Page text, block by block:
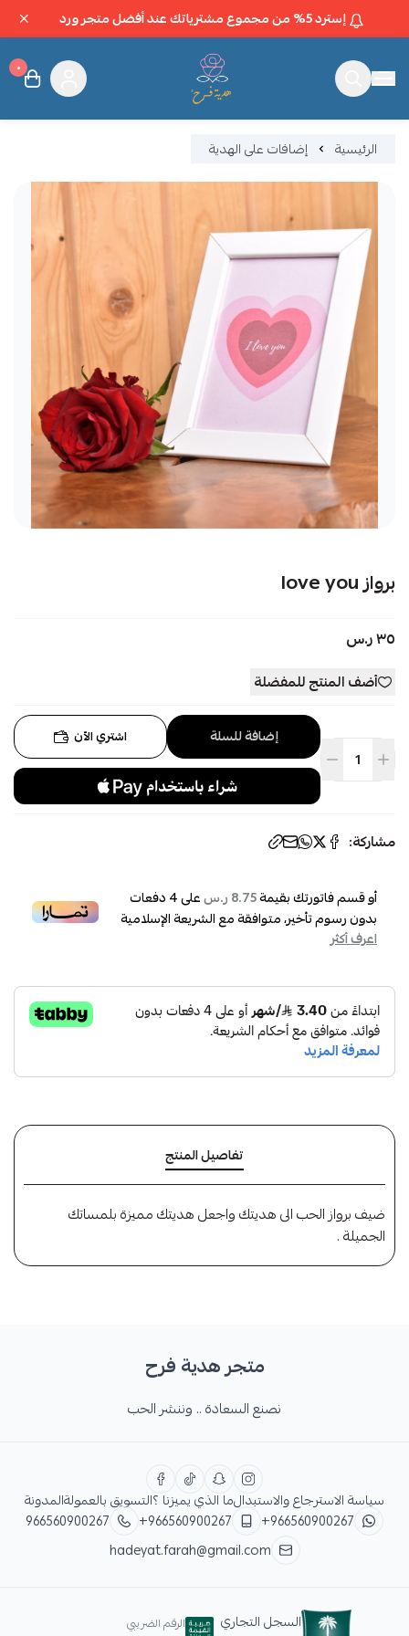
إسترد 5% من مجموع مشترياتك عند أفضل متجر ورد
متجر هدية فرح
٠
الرئيسية إضافات على الهدية
برواز love you
٣٥ ر.س
أضف المنتج للمفضلة
إضافة للسلة اشتري الآن
مشاركة:
أو قسم فاتورتك بقيمة8.75 ر.س على4دفعات
بدون رسوم تأخير، متوافقة مع الشريعة الإسلامية
اعرف أكثر
تفاصيل المنتج
ضيف برواز الحب الى هديتك واجعل هديتك مميزة بلمساتك
الجميلة .
متجر هدية فرح
نصنع السعادة .. وننشر الحب
سياسة الاسترجاع والاستبدالما الذي يميزنا ؟التسويق بالعمولةالمدونة
+966560900267
+966560900267
966560900267
hadeyat.farah@gmail.com
السجل التجاري
الرقم الضريبي